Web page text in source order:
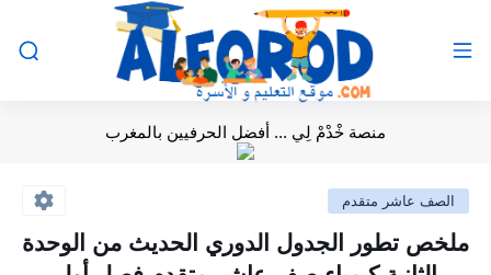
منصة خْدْمْ لِي ... أفضل الحرفيين بالمغرب
الصف عاشر متقدم
ملخص تطور الجدول الدوري الحديث من الوحدة